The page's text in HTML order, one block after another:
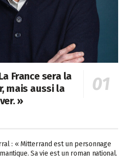
France sera la
mais aussi la
»
: « Mitterrand est un personnage
Sa vie est un roman national.